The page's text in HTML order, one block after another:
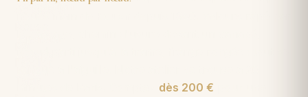
dès 200 €